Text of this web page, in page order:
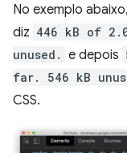
No exemplo
diz 446 kB of
unused. e depois
far. 546 kB
CSS.